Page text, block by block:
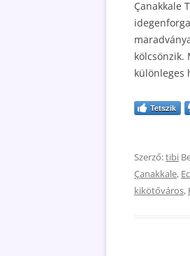
Çanakkale
kölcsönzik.
különleges
Tetszik
Szerző:tibi
Çanakkale,
kikötőváros,